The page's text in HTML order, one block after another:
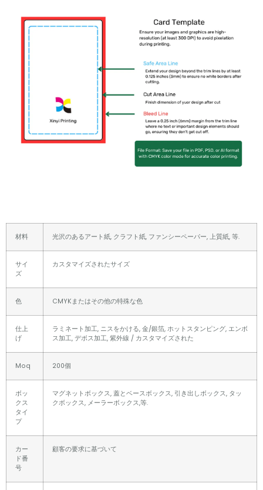
材料 光沢のあるアート紙, クラフト紙, ファンシーペーパー, 上質紙, 等.
サイ
ズ
カスタマイズされたサイズ
色 CMYKまたはその他の特殊な色
仕上
げ
ラミネート加工, ニスをかける, 金/銀箔, ホットスタンピング, エンボ
ス加工, デボス加工, 紫外線 / カスタマイズされた
Moq 200個
ボッ
クス
タイ
プ
マグネットボックス, 蓋とベースボックス, 引き出しボックス, タッ
クボックス, メーラーボックス,等.
カー
ド番
号
顧客の要求に基づいて